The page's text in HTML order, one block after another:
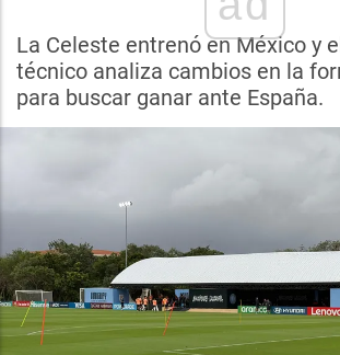
La Celeste entrenó en México y
técnico analiza cambios en la
para buscar ganar ante España.